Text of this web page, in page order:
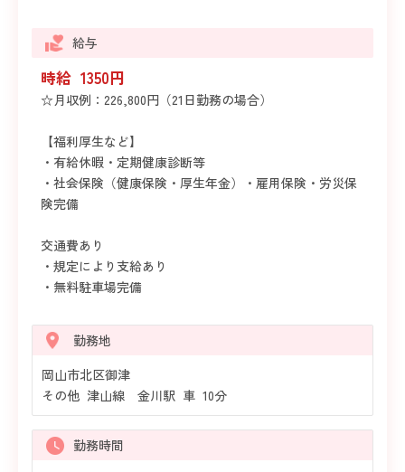
給与
時給 1350円
☆月収例：226,800円（21日勤務の場合）
【福利厚生など】
・有給休暇・定期健康診断等
・社会保険（健康保険・厚生年金）・雇用保険・労災保
険完備
交通費あり
・規定により支給あり
・無料駐車場完備
勤務地
岡山市北区御津
その他 津山線 金川駅 車 10分
勤務時間